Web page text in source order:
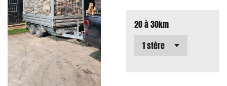
20 à 30km